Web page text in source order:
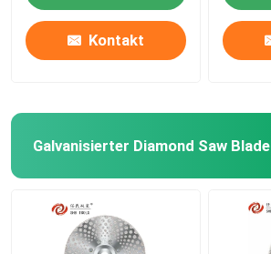
Kontakt
Galvanisierter Diamond Saw Blade